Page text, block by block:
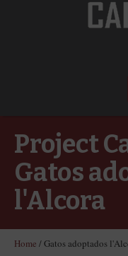
Project
Gatos
l'Alcora
Home /Gatos adoptados